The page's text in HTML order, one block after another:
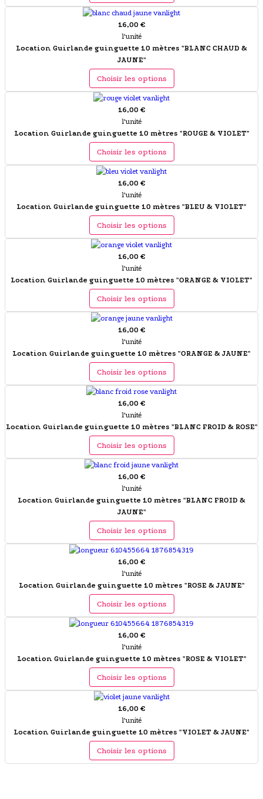
16,00 €
l'unité
Location Guirlande guinguette 10 mètres "BLANC CHAUD &
JAUNE"
Choisir les options
16,00 €
l'unité
Location Guirlande guinguette 10 mètres "ROUGE & VIOLET"
Choisir les options
16,00 €
l'unité
Location Guirlande guinguette 10 mètres "BLEU & VIOLET"
Choisir les options
16,00 €
l'unité
Location Guirlande guinguette 10 mètres "ORANGE & VIOLET"
Choisir les options
16,00 €
l'unité
Location Guirlande guinguette 10 mètres "ORANGE & JAUNE"
Choisir les options
16,00 €
l'unité
Location Guirlande guinguette 10 mètres "BLANC FROID & ROSE"
Choisir les options
16,00 €
l'unité
Location Guirlande guinguette 10 mètres "BLANC FROID &
JAUNE"
Choisir les options
16,00 €
l'unité
Location Guirlande guinguette 10 mètres "ROSE & JAUNE"
Choisir les options
16,00 €
l'unité
Location Guirlande guinguette 10 mètres "ROSE & VIOLET"
Choisir les options
16,00 €
l'unité
Location Guirlande guinguette 10 mètres "VIOLET & JAUNE"
Choisir les options